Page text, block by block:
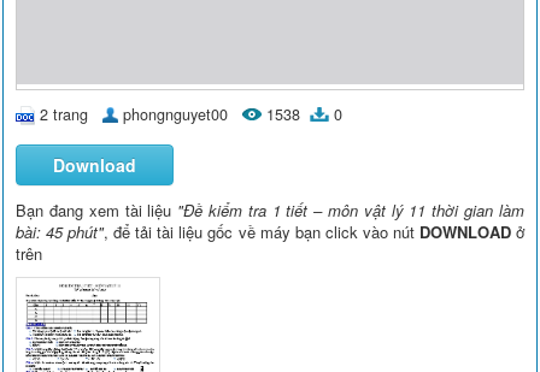
2 trang phongnguyet00 1538 0
Download
Bạn đang xem tài liệu "Đề kiểm tra 1 tiết – môn vật lý 11 thời gian làm
bài: 45 phút", để tải tài liệu gốc về máy bạn click vào nút DOWNLOADở
trên